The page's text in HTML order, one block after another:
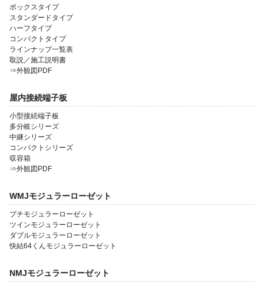
ボックスタイプ
スタンダードタイプ
ハーフタイプ
コンパクトタイプ
ラインナップ一覧表
取説／施工説明書
⇒外観図PDF
屋内接続端子板
小型接続端子板
多分岐シリーズ
中継シリーズ
コンパクトシリーズ
収容箱
⇒外観図PDF
WMJモジュラーローゼット
プチモジュラーローゼット
ツインモジュラーローゼット
ダブルモジュラーローゼット
快結64くんモジュラーローゼット
NMJモジュラーローゼット